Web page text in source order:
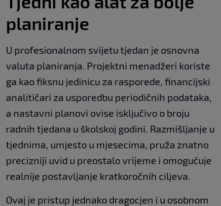
planiranje
U profesionalnom svijetu tjedan je osnovna
valuta planiranja. Projektni menadžeri koriste
ga kao fiksnu jedinicu za rasporede, financijski
analitičari za usporedbu periodičnih podataka,
a nastavni planovi ovise isključivo o broju
radnih tjedana u školskoj godini. Razmišljanje u
tjednima, umjesto u mjesecima, pruža znatno
precizniji uvid u preostalo vrijeme i omogućuje
realnije postavljanje kratkoročnih ciljeva.
Ovaj je pristup jednako dragocjen i u osobnom